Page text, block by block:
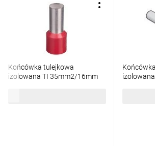
Końcówka tulejkowa
izolowana TI 35mm2/16mm